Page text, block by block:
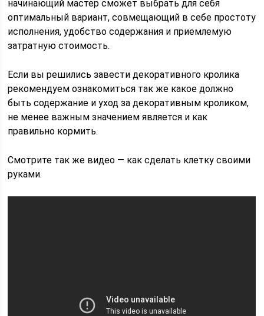
начинающий мастер сможет выбрать для себя
оптимальный вариант, совмещающий в себе простоту
исполнения, удобство содержания и приемлемую
затратную стоимость.
Если вы решились завести декоративного кролика
рекомендуем ознакомиться так же какое должно
быть содержание и уход за декоративным кроликом,
не менее важным значением является и как
правильно кормить.
Смотрите так же видео — как сделать клетку своими
руками.